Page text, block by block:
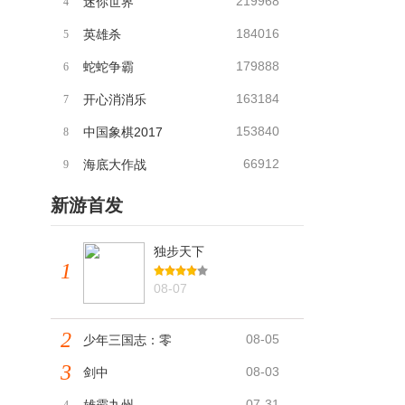
5 英雄杀 184016
6 蛇蛇争霸 179888
7 开心消消乐 163184
8 中国象棋2017 153840
9 海底大作战 66912
新游首发
1
独步天下
08-07
2 少年三国志：零 08-05
3 剑中 08-03